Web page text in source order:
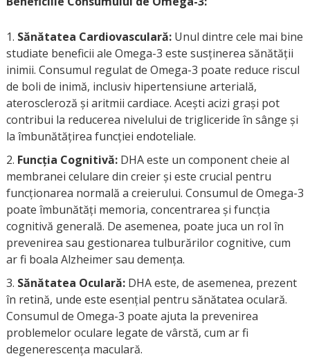
Sănătatea Cardiovasculară:Unul dintre cele mai bine
studiate beneficii ale Omega-3 este susținerea sănătății
inimii. Consumul regulat de Omega-3 poate reduce riscul
de boli de inimă, inclusiv hipertensiune arterială,
ateroscleroză și aritmii cardiace. Acești acizi grași pot
contribui la reducerea nivelului de trigliceride în sânge și
la îmbunătățirea funcției endoteliale.
Funcția Cognitivă:DHA este un component cheie al
membranei celulare din creier și este crucial pentru
funcționarea normală a creierului. Consumul de Omega-3
poate îmbunătăți memoria, concentrarea și funcția
cognitivă generală. De asemenea, poate juca un rol în
prevenirea sau gestionarea tulburărilor cognitive, cum
ar fi boala Alzheimer sau demența.
Sănătatea Oculară:DHA este, de asemenea, prezent
în retină, unde este esențial pentru sănătatea oculară.
Consumul de Omega-3 poate ajuta la prevenirea
problemelor oculare legate de vârstă, cum ar fi
degenerescența maculară.